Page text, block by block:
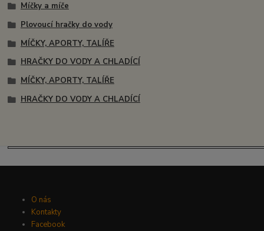
Míčky a míče
Plovoucí hračky do vody
MÍČKY, APORTY, TALÍŘE
HRAČKY DO VODY A CHLADÍCÍ
MÍČKY, APORTY, TALÍŘE
HRAČKY DO VODY A CHLADÍCÍ
O nás
Kontakty
Facebook